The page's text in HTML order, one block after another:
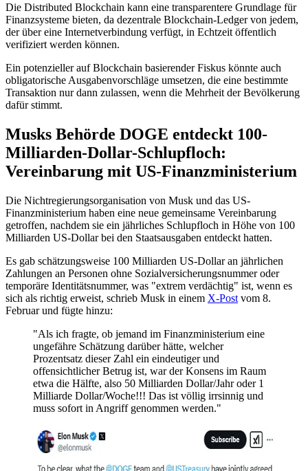
Die Distributed Blockchain kann eine transparentere Grundlage für
Finanzsysteme bieten, da dezentrale Blockchain-Ledger von jedem,
der über eine Internetverbindung verfügt, in Echtzeit öffentlich
verifiziert werden können.
Ein potenzieller auf Blockchain basierender Fiskus könnte auch
obligatorische Ausgabenvorschläge umsetzen, die eine bestimmte
Transaktion nur dann zulassen, wenn die Mehrheit der Bevölkerung
dafür stimmt.
Musks Behörde DOGE entdeckt 100-
Milliarden-Dollar-Schlupfloch:
Vereinbarung mit US-Finanzministerium
Die Nichtregierungsorganisation von Musk und das US-
Finanzministerium haben eine neue gemeinsame Vereinbarung
getroffen, nachdem sie ein jährliches Schlupfloch in Höhe von 100
Milliarden US-Dollar bei den Staatsausgaben entdeckt hatten.
Es gab schätzungsweise 100 Milliarden US-Dollar an jährlichen
Zahlungen an Personen ohne Sozialversicherungsnummer oder
temporäre Identitätsnummer, was "extrem verdächtig" ist, wenn es
sich als richtig erweist, schrieb Musk in einem X-Post vom 8.
Februar und fügte hinzu:
"Als ich fragte, ob jemand im Finanzministerium eine
ungefähre Schätzung darüber hätte, welcher
Prozentsatz dieser Zahl ein eindeutiger und
offensichtlicher Betrug ist, war der Konsens im Raum
etwa die Hälfte, also 50 Milliarden Dollar/Jahr oder 1
Milliarde Dollar/Woche!!! Das ist völlig irrsinnig und
muss sofort in Angriff genommen werden."